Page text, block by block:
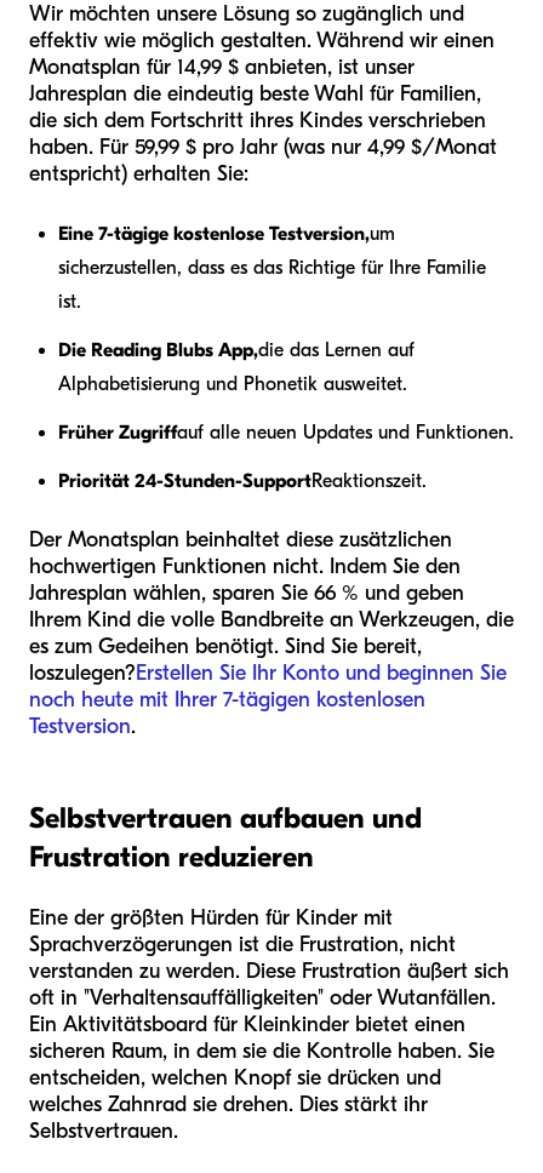
Wir möchten unsere Lösung so zugänglich und
effektiv wie möglich gestalten. Während wir einen
Monatsplan für 14,99 $ anbieten, ist unser
Jahresplan die eindeutig beste Wahl für Familien,
die sich dem Fortschritt ihres Kindes verschrieben
haben. Für 59,99 $ pro Jahr (was nur 4,99 $/Monat
entspricht) erhalten Sie:
Eine 7-tägige kostenlose Testversion,um
sicherzustellen, dass es das Richtige für Ihre Familie
ist.
Die Reading Blubs App,die das Lernen auf
Alphabetisierung und Phonetik ausweitet.
Früher Zugriffauf alle neuen Updates und Funktionen.
Priorität 24-Stunden-SupportReaktionszeit.
Der Monatsplan beinhaltet diese zusätzlichen
hochwertigen Funktionen nicht. Indem Sie den
Jahresplan wählen, sparen Sie 66 % und geben
Ihrem Kind die volle Bandbreite an Werkzeugen, die
es zum Gedeihen benötigt. Sind Sie bereit,
loszulegen?Erstellen Sie Ihr Konto und beginnen Sie
noch heute mit Ihrer 7-tägigen kostenlosen
Testversion.
Selbstvertrauen aufbauen und
Frustration reduzieren
Eine der größten Hürden für Kinder mit
Sprachverzögerungen ist die Frustration, nicht
verstanden zu werden. Diese Frustration äußert sich
oft in "Verhaltensauffälligkeiten" oder Wutanfällen.
Ein Aktivitätsboard für Kleinkinder bietet einen
sicheren Raum, in dem sie die Kontrolle haben. Sie
entscheiden, welchen Knopf sie drücken und
welches Zahnrad sie drehen. Dies stärkt ihr
Selbstvertrauen.